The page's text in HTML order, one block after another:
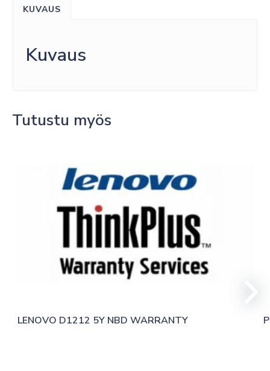
KUVAUS
Kuvaus
Tutustu myös
LENOVO D1212 5Y NBD WARRANTY